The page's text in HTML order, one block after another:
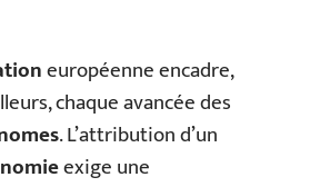
européenne encadre,
chaque avancée des
. L’attribution d’un
exige une